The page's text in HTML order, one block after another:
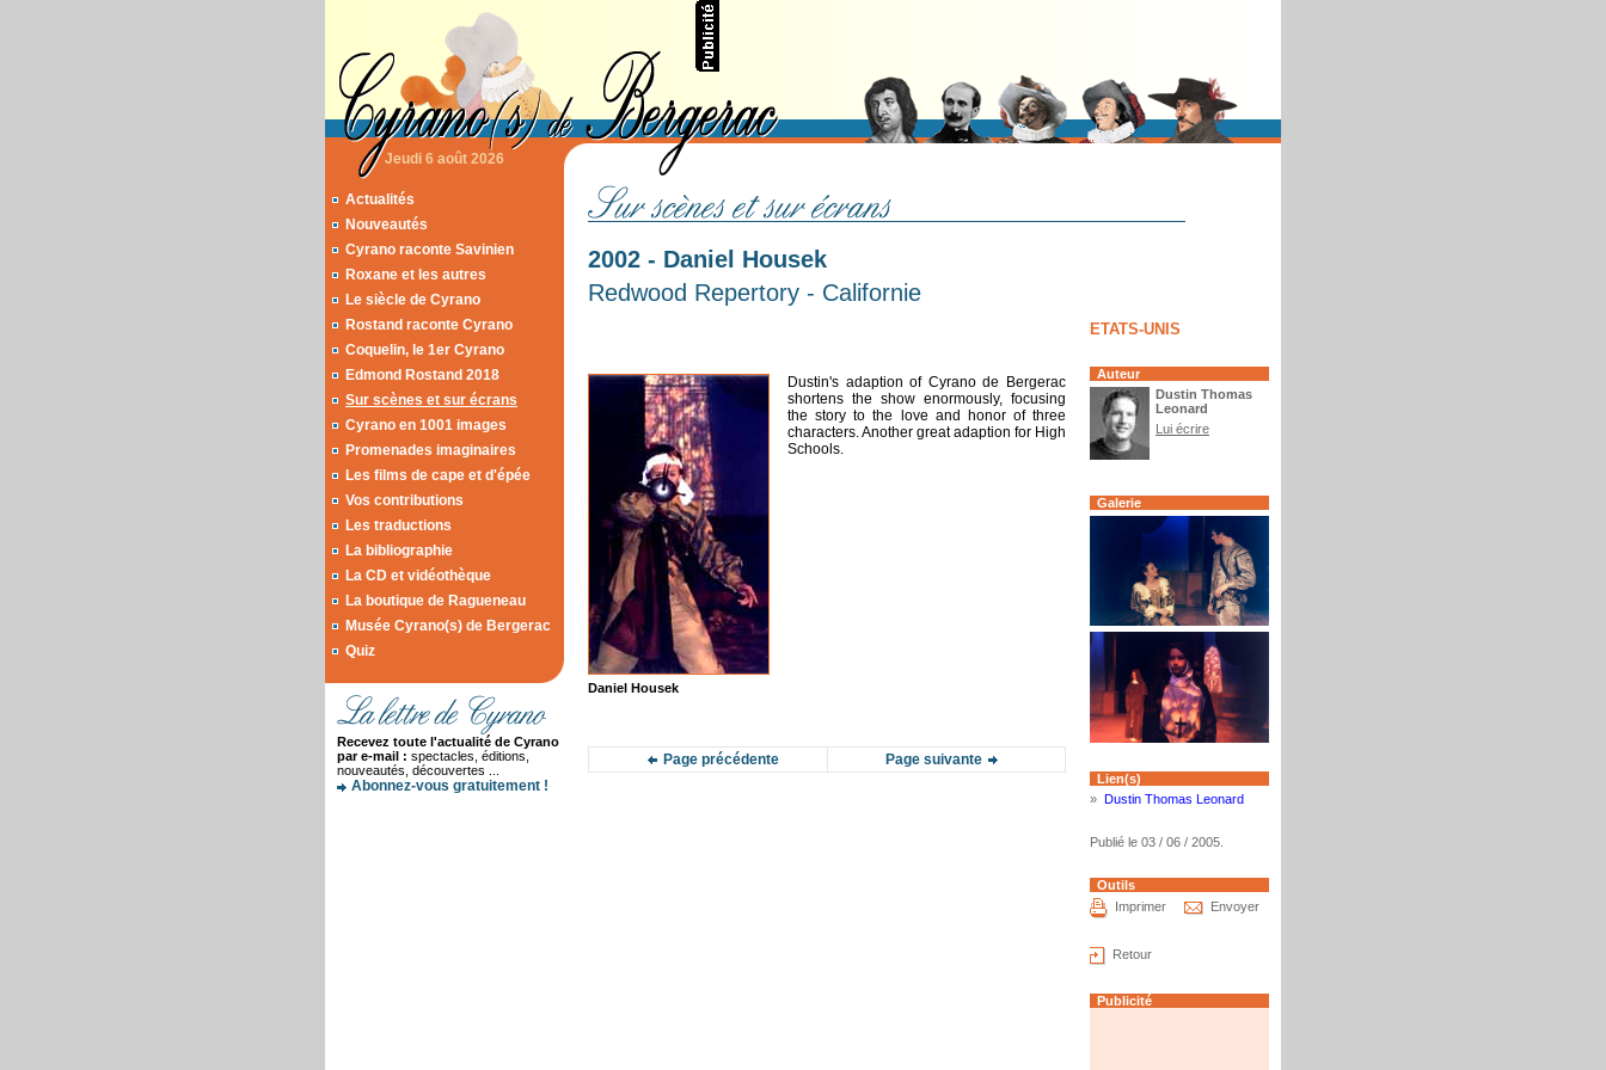
Jeudi 6 août 2026
Actualités
Nouveautés
Cyrano raconte Savinien
Roxane et les autres
Le siècle de Cyrano
Rostand raconte Cyrano
Coquelin, le 1er Cyrano
Edmond Rostand 2018
Sur scènes et sur écrans
Cyrano en 1001 images
Promenades imaginaires
Les films de cape et d'épée
Vos contributions
Les traductions
La bibliographie
La CD et vidéothèque
La boutique de Ragueneau
Musée Cyrano(s) de Bergerac
Quiz
Recevez toute l'actualité de Cyrano
par e-mail : spectacles, éditions,
nouveautés, découvertes ...
Abonnez-vous gratuitement !
2002 - Daniel Housek
Redwood Repertory - Californie
Daniel Housek
Dustin's adaption of Cyrano de Bergerac
shortens the show enormously, focusing
the story to the love and honor of three
characters. Another great adaption for High
Schools.
Page précédente Page suivante
ETATS-UNIS
Auteur
Dustin Thomas
Leonard
Lui écrire
Galerie
Lien(s)
» Dustin Thomas Leonard
Publié le 03 / 06 / 2005.
Outils
Imprimer
Envoyer
Retour
Publicité